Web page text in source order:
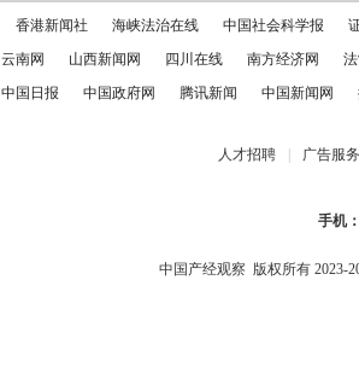
香港新闻社 海峡法治在线 中国社会科学报
云南网 山西新闻网 四川在线 南方经济网
中国日报 中国政府网 腾讯新闻 中国新闻网
人才招聘 广告服务
手机
中国产经观察 版权所有 2023-